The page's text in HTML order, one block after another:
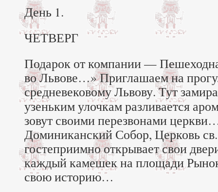
День 1.
ЧЕТВЕРГ
Подарок от компании —
во Львове…» Приглашаем на
средневековому Львову.Тут
узеньким улочкам разливается
зовут своими перезвонами
Доминиканский Собор, Церковь
гостеприимно открывает свои
каждый камешек на площади Рынок
свою историю…